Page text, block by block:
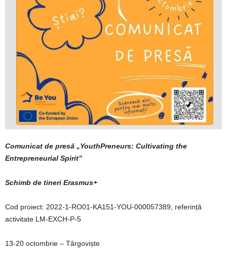
Comunicat de presă „YouthPreneurs: Cultivating the
Entrepreneurial Spirit”
Schimb de tineri Erasmus+
Cod proiect: 2022-1-RO01-KA151-YOU-000057389, referință
activitate LM-EXCH-P-5
13-20 octombrie – Târgoviște